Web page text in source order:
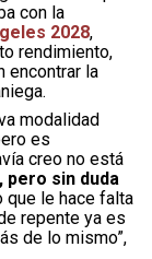
con la
2028,
rendimiento,
encontrar la
modalidad
es
creo no está
sin duda
que le hace falta
repente ya es
de lo mismo”,